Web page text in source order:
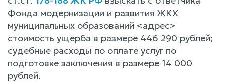
Фонда модернизации и развития ЖКХ
муниципальных образований <адрес>
стоимость ущерба в размере 446 290 рублей;
судебные расходы по оплате услуг по
подготовке заключения в размере 14 000
рублей.